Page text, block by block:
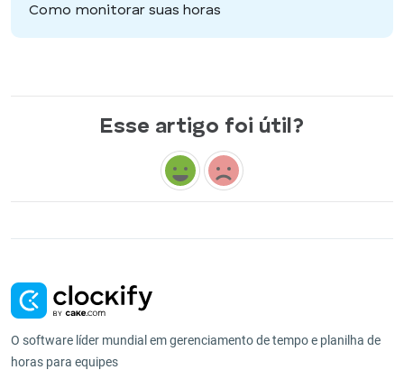
Como monitorar suas horas
Esse artigo foi útil?
O software líder mundial em gerenciamento de tempo e planilha de
horas para equipes